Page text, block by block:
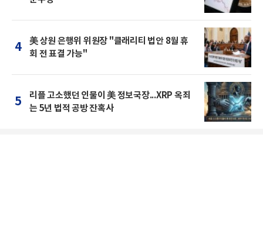
4
美 상원 은행위 위원장 "클래리티 법안 8월 휴
회 전 표결 가능"
5
리플 고소했던 인물이 美 정보국장...XRP 옥죄
는 5년 법적 공방 잔혹사